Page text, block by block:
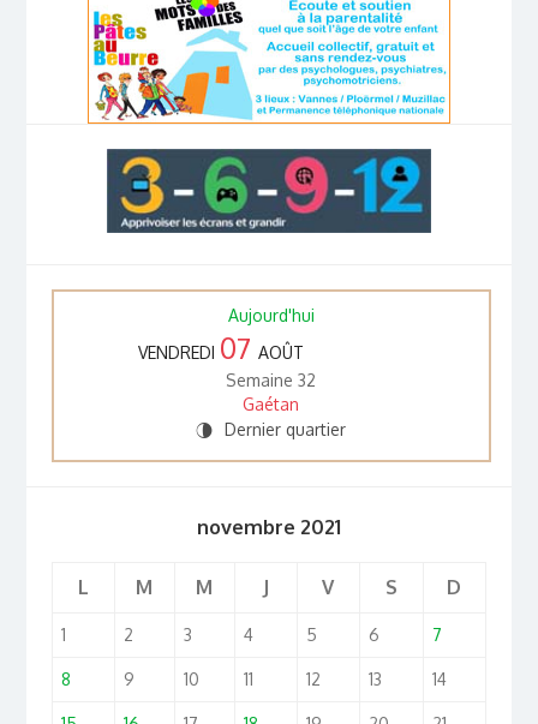
Aujourd'hui
VENDREDI 07 AOÛT
Semaine 32
Gaétan
U Dernier quartier
novembre 2021
L M M J V S D
1 2 3 4 5 6 7
8 9 10 11 12 13 14